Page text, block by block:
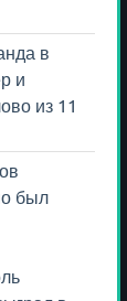
в
и
из 11
был